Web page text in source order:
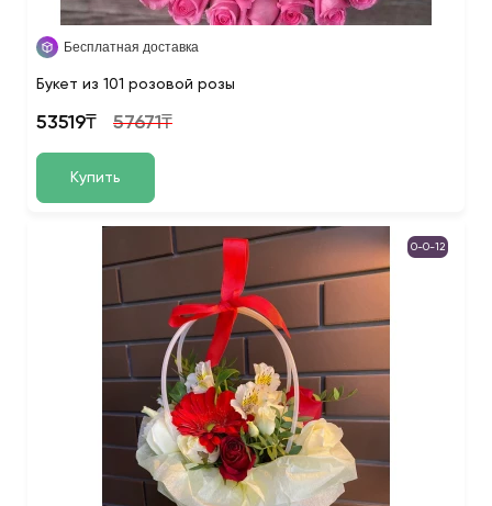
Бесплатная доставка
Букет из 101 розовой розы
53519₸ 57671₸
Купить
0-0-12